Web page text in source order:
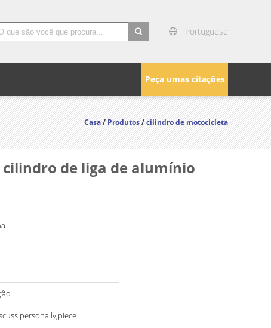
Portuguese
Peça umas citações
Casa/Produtos/cilindro de motocicleta
cilindro de liga de alumínio
personally;piece